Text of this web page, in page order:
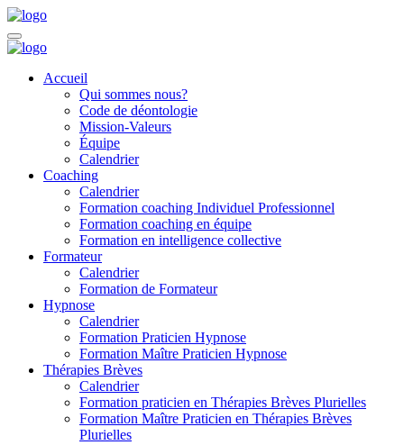
Accueil
Qui sommes nous?
Code de déontologie
Mission-Valeurs
Équipe
Calendrier
Coaching
Calendrier
Formation coaching Individuel Professionnel
Formation coaching en équipe
Formation en intelligence collective
Formateur
Calendrier
Formation de Formateur
Hypnose
Calendrier
Formation Praticien Hypnose
Formation Maître Praticien Hypnose
Thérapies Brèves
Calendrier
Formation praticien en Thérapies Brèves Plurielles
Formation Maître Praticien en Thérapies Brèves
Plurielles